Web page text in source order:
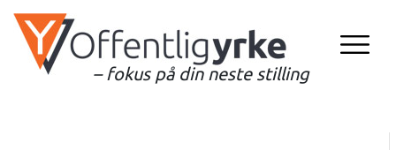
– fokus på din neste stilling